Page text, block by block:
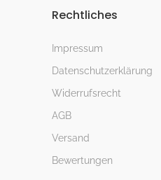
Rechtliches
Impressum
Datenschutzerklärung
Widerrufsrecht
AGB
Versand
Bewertungen